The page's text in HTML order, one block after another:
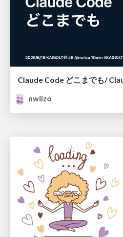
Claude Code どこまでも/
nwiizo